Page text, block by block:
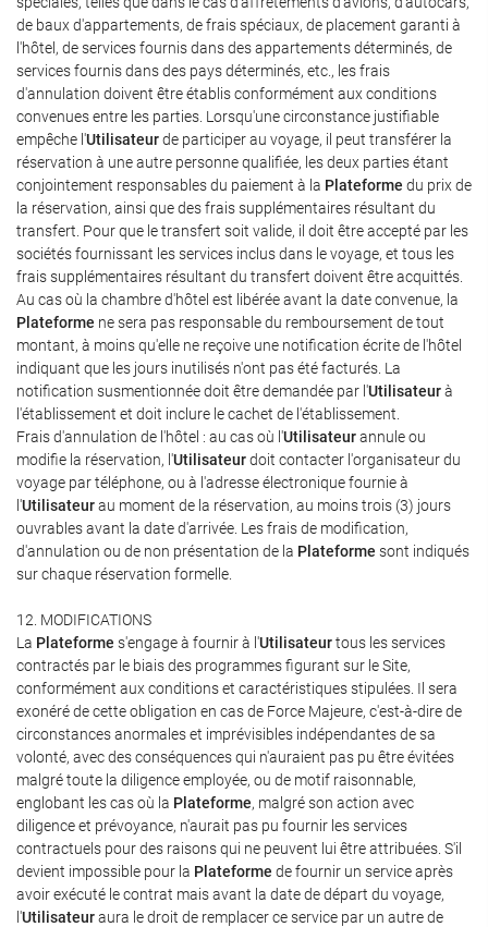
de baux d'appartements, de frais spéciaux, de placement garanti à
l'hôtel, de services fournis dans des appartements déterminés, de
services fournis dans des pays déterminés, etc., les frais
d'annulation doivent être établis conformément aux conditions
convenues entre les parties. Lorsqu'une circonstance justifiable
empêche l'Utilisateurde participer au voyage, il peut transférer la
réservation à une autre personne qualifiée, les deux parties étant
conjointement responsables du paiement à la Plateforme du prix de
la réservation, ainsi que des frais supplémentaires résultant du
transfert. Pour que le transfert soit valide, il doit être accepté par les
sociétés fournissant les services inclus dans le voyage, et tous les
frais supplémentaires résultant du transfert doivent être acquittés.
Au cas où la chambre d'hôtel est libérée avant la date convenue, la
Plateforme ne sera pas responsable du remboursement de tout
montant, à moins qu'elle ne reçoive une notification écrite de l'hôtel
indiquant que les jours inutilisés n'ont pas été facturés. La
notification susmentionnée doit être demandée par l'Utilisateurà
l'établissement et doit inclure le cachet de l'établissement.
Frais d'annulation de l'hôtel : au cas où l'Utilisateurannule ou
modifie la réservation, l'Utilisateurdoit contacter l'organisateur du
voyage par téléphone, ou à l'adresse électronique fournie à
l'Utilisateurau moment de la réservation, au moins trois (3) jours
ouvrables avant la date d'arrivée. Les frais de modification,
d'annulation ou de non présentation de la Plateforme sont indiqués
sur chaque réservation formelle.
12. MODIFICATIONS
La Plateforme s'engage à fournir à l'Utilisateurtous les services
contractés par le biais des programmes figurant sur le Site,
conformément aux conditions et caractéristiques stipulées. Il sera
exonéré de cette obligation en cas de Force Majeure, c'est-à-dire de
circonstances anormales et imprévisibles indépendantes de sa
volonté, avec des conséquences qui n'auraient pas pu être évitées
malgré toute la diligence employée, ou de motif raisonnable,
englobant les cas où la Plateforme, malgré son action avec
diligence et prévoyance, n'aurait pas pu fournir les services
contractuels pour des raisons qui ne peuvent lui être attribuées. S'il
devient impossible pour la Plateforme de fournir un service après
avoir exécuté le contrat mais avant la date de départ du voyage,
l'Utilisateuraura le droit de remplacer ce service par un autre de